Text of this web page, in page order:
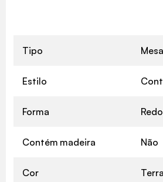
Tipo
Estilo
Forma
Contém madeira Não
Cor